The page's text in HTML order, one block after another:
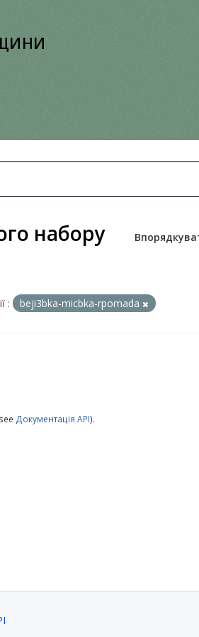
набору
: beji3bka-micbka-rpomada
Документація API).